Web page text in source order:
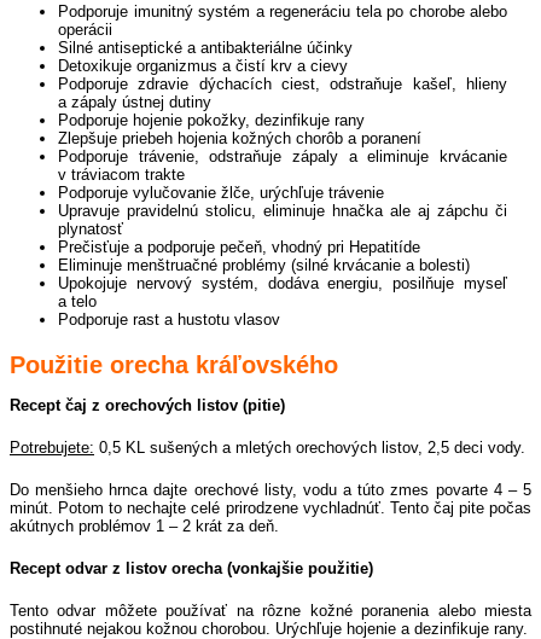
Podporuje imunitný systém a regeneráciu tela po chorobe alebo
operácii
Silné antiseptické a antibakteriálne účinky
Detoxikuje organizmus a čistí krv a cievy
Podporuje zdravie dýchacích ciest, odstraňuje kašeľ, hlieny
a zápaly ústnej dutiny
Podporuje hojenie pokožky, dezinfikuje rany
Zlepšuje priebeh hojenia kožných chorôb a poranení
Podporuje trávenie, odstraňuje zápaly a eliminuje krvácanie
v tráviacom trakte
Podporuje vylučovanie žlče, urýchľuje trávenie
Upravuje pravidelnú stolicu, eliminuje hnačka ale aj zápchu či
plynatosť
Prečisťuje a podporuje pečeň, vhodný pri Hepatitíde
Eliminuje menštruačné problémy (silné krvácanie a bolesti)
Upokojuje nervový systém, dodáva energiu, posilňuje myseľ
a telo
Podporuje rast a hustotu vlasov
Použitie orecha kráľovského
Recept čaj z orechových listov (pitie)
Potrebujete: 0,5 KL sušených a mletých orechových listov, 2,5 deci vody.
Do menšieho hrnca dajte orechové listy, vodu a túto zmes povarte 4 – 5
minút. Potom to nechajte celé prirodzene vychladnúť. Tento čaj pite počas
akútnych problémov 1 – 2 krát za deň.
Recept odvar z listov orecha (vonkajšie použitie)
Tento odvar môžete používať na rôzne kožné poranenia alebo miesta
postihnuté nejakou kožnou chorobou. Urýchľuje hojenie a dezinfikuje rany.